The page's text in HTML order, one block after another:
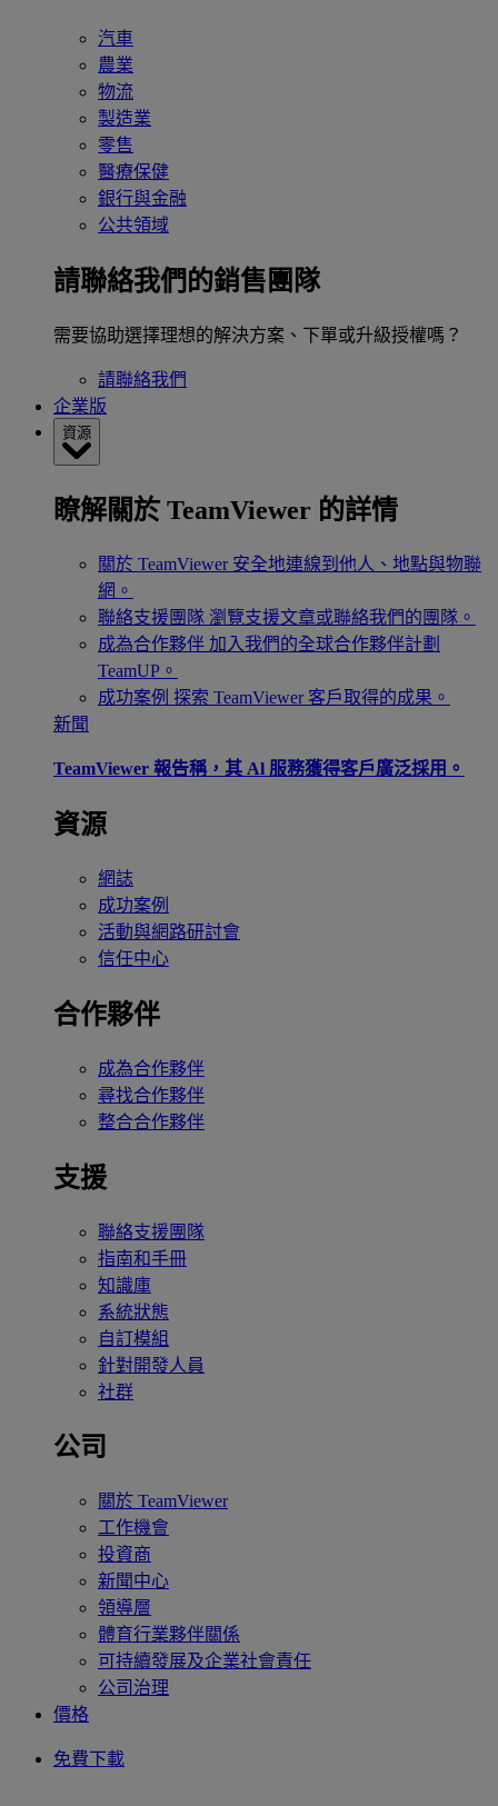
汽車
農業
物流
製造業
零售
醫療保健
銀行與金融
公共領域
請聯絡我們的銷售團隊
需要協助選擇理想的解決方案、下單或升級授權嗎？
請聯絡我們
企業版
資源
瞭解關於 TeamViewer 的詳情
關於 TeamViewer 安全地連線到他人、地點與物聯
網。
聯絡支援團隊 瀏覽支援文章或聯絡我們的團隊。
成為合作夥伴 加入我們的全球合作夥伴計劃
TeamUP。
成功案例 探索 TeamViewer 客戶取得的成果。
新聞
TeamViewer 報告稱，其 Al 服務獲得客戶廣泛採用。
資源
網誌
成功案例
活動與網路研討會
信任中心
合作夥伴
成為合作夥伴
尋找合作夥伴
整合合作夥伴
支援
聯絡支援團隊
指南和手冊
知識庫
系統狀態
自訂模組
針對開發人員
社群
公司
關於 TeamViewer
工作機會
投資商
新聞中心
領導層
體育行業夥伴關係
可持續發展及企業社會責任
公司治理
價格
免費下載